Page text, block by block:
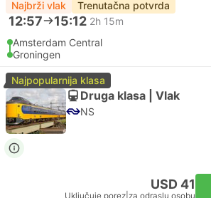
Najbrži vlak Trenutačna potvrda
12:57 15:12 2h 15m
Amsterdam Central
Groningen
Najpopularnija klasa
Druga klasa | Vlak
NS
USD 41
Uključuje porez za odraslu osobu